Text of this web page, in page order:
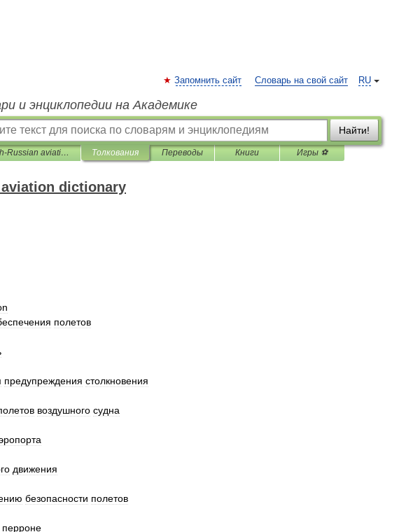
RU
Запомнить сайт Словарь на свой сайт
и энциклопедии на Академике
Найти!
English-Russian aviation dictionary Толкования Переводы Книги Игры ⚽
dictionary
полетов
предупреждения столкновения
воздушного судна
движения
безопасности полетов
перроне